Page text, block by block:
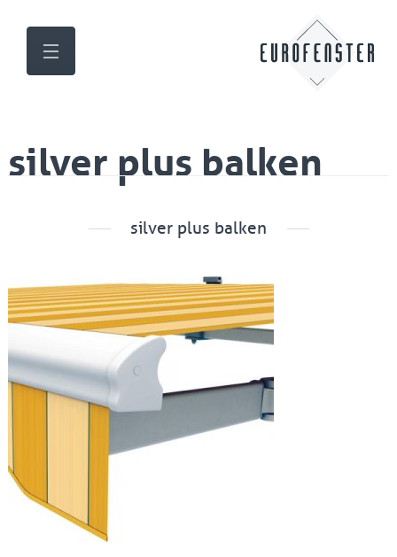
silver plus balken
silver plus balken